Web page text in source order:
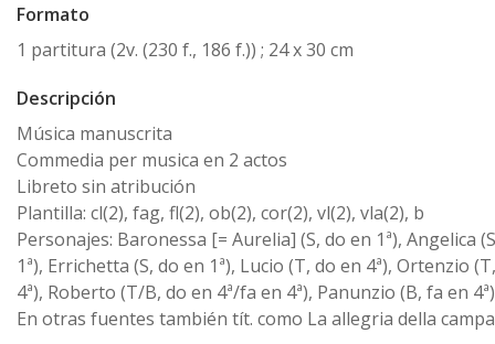
Formato
1 partitura (2v. (230 f., 186 f.)) ; 24 x 30 cm
Descripción
Música manuscrita
Commedia per musica en 2 actos
Libreto sin atribución
Plantilla: cl(2), fag, fl(2), ob(2), cor(2), vl(2), vla(2), b
Personajes: Baronessa [= Aurelia] (S, do en 1ª), Angelica
1ª), Errichetta (S, do en 1ª), Lucio (T, do en 4ª), Ortenzio
4ª), Roberto (T/B, do en 4ª/fa en 4ª), Panunzio (B, fa en 4ª)
En otras fuentes también tít. como La allegria della